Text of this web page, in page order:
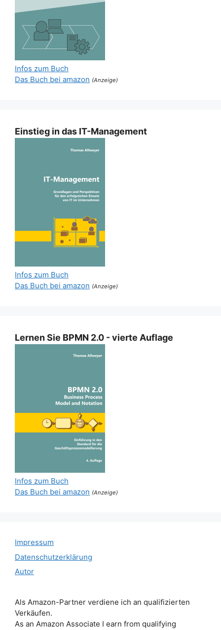
Infos zum Buch
Das Buch bei amazon (Anzeige)
Einstieg in das IT-Management
Infos zum Buch
Das Buch bei amazon (Anzeige)
Lernen Sie BPMN 2.0 - vierte Auflage
Infos zum Buch
Das Buch bei amazon (Anzeige)
Impressum
Datenschutzerklärung
Autor
Als Amazon-Partner verdiene ich an qualifizierten
Verkäufen.
As an Amazon Associate I earn from qualifying